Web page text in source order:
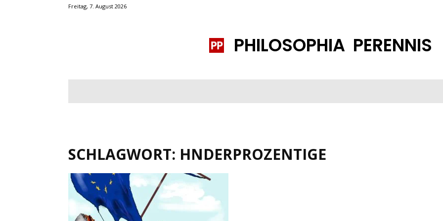
Freitag, 7. August 2026
PHILOSOPHIA PERENNIS
SCHLAGWORT: HNDERPROZENTIGE